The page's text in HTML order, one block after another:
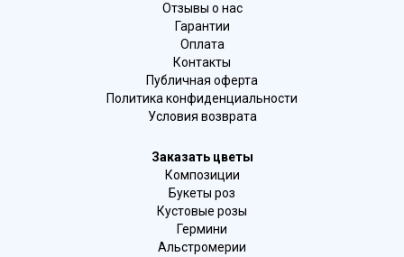
Отзывы о нас
Гарантии
Оплата
Контакты
Публичная оферта
Политика конфиденциальности
Условия возврата
Заказать цветы
Композиции
Букеты роз
Кустовые розы
Гермини
Альстромерии